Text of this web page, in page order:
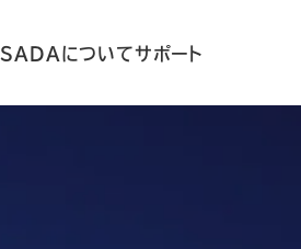
SADAについてサポート